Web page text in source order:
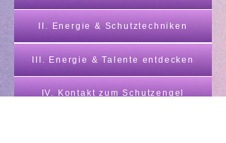
II. Energie & Schutztechniken
III. Energie & Talente entdecken
IV. Kontakt zum Schutzengel